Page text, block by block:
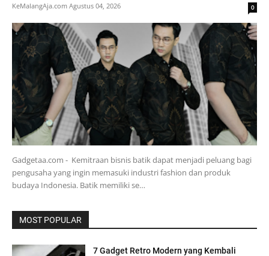
KeMalangAja.com Agustus 04, 2026 0
Gadgetaa.com - Kemitraan bisnis batik dapat menjadi peluang bagi
pengusaha yang ingin memasuki industri fashion dan produk
budaya Indonesia. Batik memiliki se…
MOST POPULAR
7 Gadget Retro Modern yang Kembali